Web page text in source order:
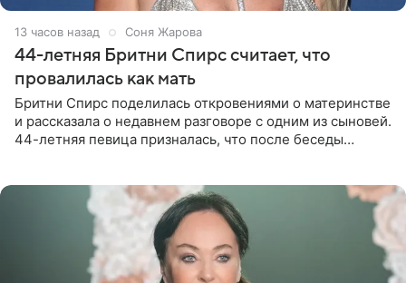
13 часов назад Соня Жарова
44-летняя Бритни Спирс считает, что
провалилась как мать
Бритни Спирс поделилась откровениями о материнстве
и рассказала о недавнем разговоре с одним из сыновей.
44-летняя певица призналась, что после беседы